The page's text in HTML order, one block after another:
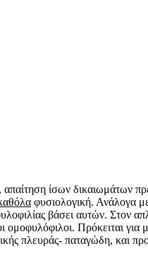
ίσων δικαιωμάτων
φυσιολογική. Ανάλογα
βάσει αυτών. Στον
Πρόκειται
πλευράς- παταγώδη, και